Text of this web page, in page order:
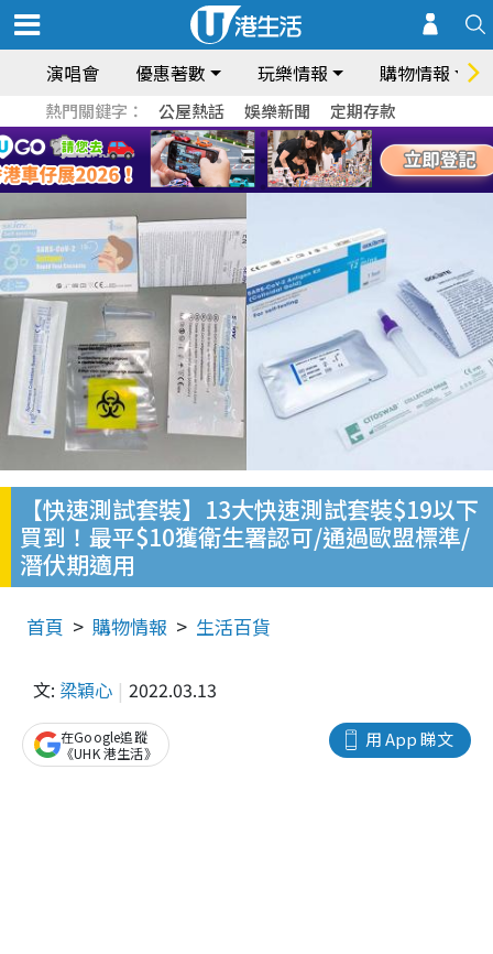
演唱會 優惠著數 玩樂情報 購物情報
熱門關鍵字： 公屋熱話 娛樂新聞 定期存款
【快速測試套裝】13大快速測試套裝$19以下
買到！最平$10獲衛生署認可/通過歐盟標準/
潛伏期適用
首頁 購物情報 生活百貨
文: 梁穎心 2022.03.13
用 App 睇文
在Google追蹤
《UHK 港生活》